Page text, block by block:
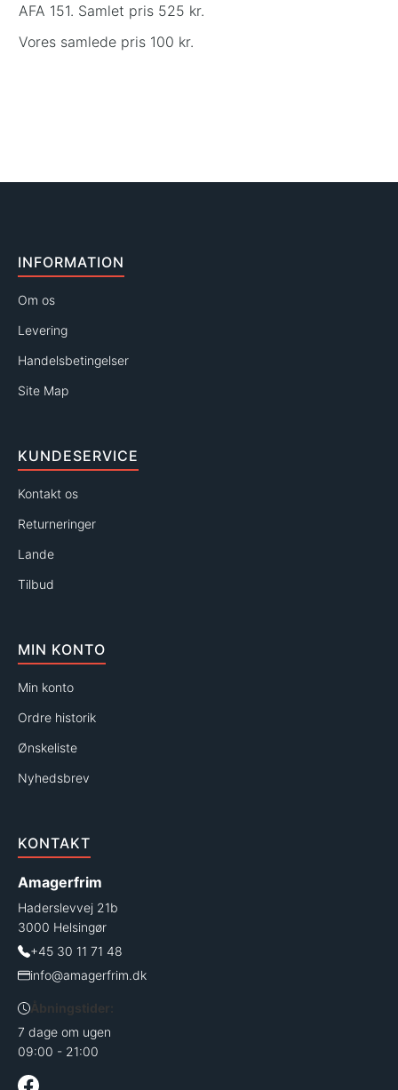
AFA 151. Samlet pris 525 kr.
Vores samlede pris 100 kr.
INFORMATION
Om os
Levering
Handelsbetingelser
Site Map
KUNDESERVICE
Kontakt os
Returneringer
Lande
Tilbud
MIN KONTO
Min konto
Ordre historik
Ønskeliste
Nyhedsbrev
KONTAKT
Amagerfrim
Haderslevvej 21b
3000 Helsingør
+45 30 11 71 48
info@amagerfrim.dk
Åbningstider:
7 dage om ugen
09:00 - 21:00